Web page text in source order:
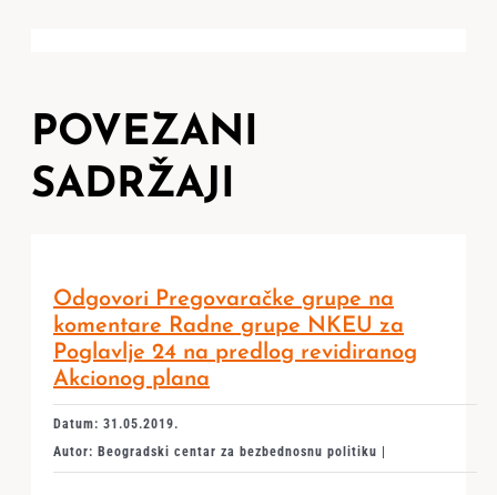
POVEZANI
SADRŽAJI
Odgovori Pregovaračke grupe na
komentare Radne grupe NKEU za
Poglavlje 24 na predlog revidiranog
Akcionog plana
Datum: 31.05.2019.
Autor: Beogradski centar za bezbednosnu politiku |